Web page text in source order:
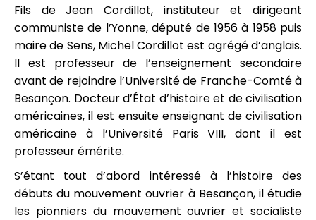
Fils de Jean Cordillot, instituteur et dirigeant
communiste de l’Yonne, député de 1956 à 1958 puis
maire de Sens, Michel Cordillot est agrégé d’anglais.
Il est professeur de l’enseignement secondaire
avant de rejoindre l’Université de Franche-Comté à
Besançon. Docteur d’État d’histoire et de civilisation
américaines, il est ensuite enseignant de civilisation
américaine à l’Université Paris VIII, dont il est
professeur émérite.
S’étant tout d’abord intéressé à l’histoire des
débuts du mouvement ouvrier à Besançon, il étudie
les pionniers du mouvement ouvrier et socialiste